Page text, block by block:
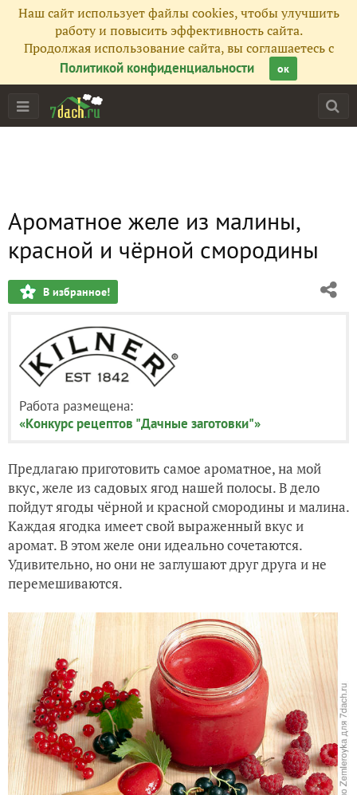
Наш сайт использует файлы cookies, чтобы улучшить
работу и повысить эффективность сайта.
Продолжая использование сайта, вы соглашаетесь с
Политикой конфиденциальности
ок
Ароматное желе из малины,
красной и чёрной смородины
В избранное!
Работа размещена:
«Конкурс рецептов "Дачные заготовки"»
Предлагаю приготовить самое ароматное, на мой
вкус, желе из садовых ягод нашей полосы. В дело
пойдут ягоды чёрной и красной смородины и малина.
Каждая ягодка имеет свой выраженный вкус и
аромат. В этом желе они идеально сочетаются.
Удивительно, но они не заглушают друг друга и не
перемешиваются.